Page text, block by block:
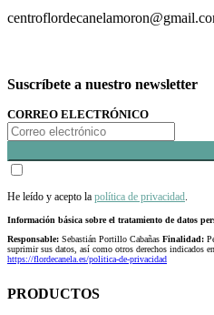
Suscríbete a nuestro newsletter
CORREO ELECTRÓNICO
He leído y acepto la política de privacidad
Información básica sobre el tratamiento de datos
Responsable: Sebastián Portillo Cabañas Finalidad:
suprimir sus datos, así como otros derechos indicados
https://flordecanela.es/politica-de-privacidad
PRODUCTOS